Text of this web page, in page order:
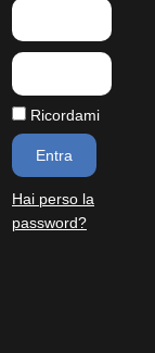
Ricordami
Entra
Hai perso la
password?